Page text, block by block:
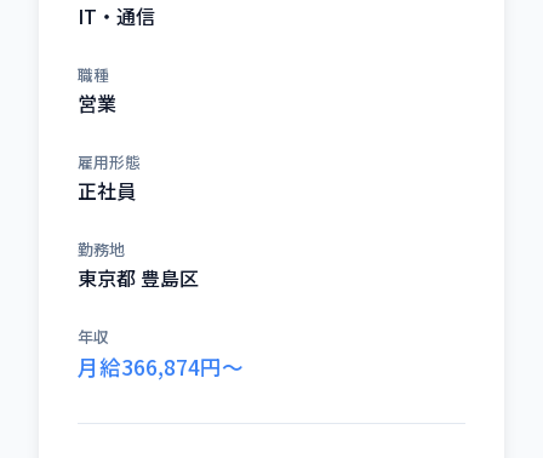
IT・通信
職種
営業
雇用形態
正社員
勤務地
東京都 豊島区
年収
月給366,874円〜